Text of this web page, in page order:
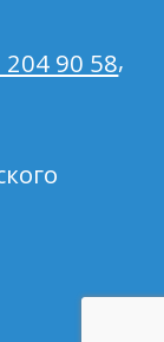
204 90 58,